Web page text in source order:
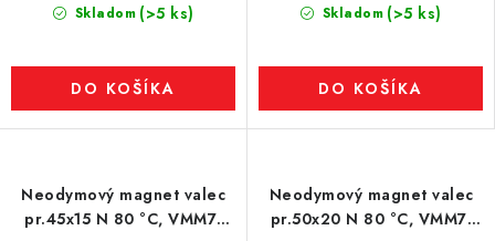
Skladom (>5 ks)
DO KOŠÍKA
Skladom (>5 ks)
DO KOŠÍKA
Neodymový magnet valec
pr.45x15 N 80 °C, VMM7-
Neodymový magnet valec
pr.50x20 N 80 °C, VMM7-